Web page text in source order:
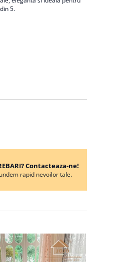
5.
Contacteaza-ne!
rapid nevoilor tale.